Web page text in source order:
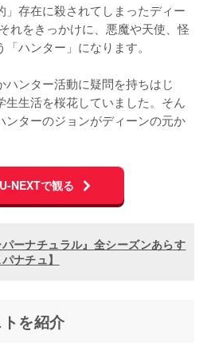
存在に殺されてしまったディー
れをきっかけに、悪魔や天使、怪
ハンター」になります。
ハンター活動に疑問を持ちはじ
生活を桜花していました。そん
ンターのジョンがディーンの元か
NEXTで観る
パーナチュラル』全シーズンあらす
ナチュ】
を紹介